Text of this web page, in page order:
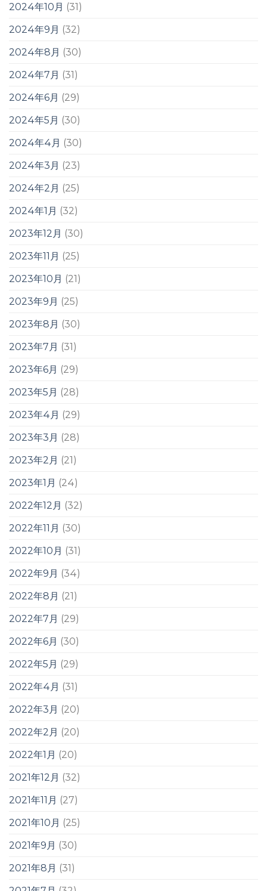
2024年10月 (31)
2024年9月 (32)
2024年8月 (30)
2024年7月 (31)
2024年6月 (29)
2024年5月 (30)
2024年4月 (30)
2024年3月 (23)
2024年2月 (25)
2024年1月 (32)
2023年12月 (30)
2023年11月 (25)
2023年10月 (21)
2023年9月 (25)
2023年8月 (30)
2023年7月 (31)
2023年6月 (29)
2023年5月 (28)
2023年4月 (29)
2023年3月 (28)
2023年2月 (21)
2023年1月 (24)
2022年12月 (32)
2022年11月 (30)
2022年10月 (31)
2022年9月 (34)
2022年8月 (21)
2022年7月 (29)
2022年6月 (30)
2022年5月 (29)
2022年4月 (31)
2022年3月 (20)
2022年2月 (20)
2022年1月 (20)
2021年12月 (32)
2021年11月 (27)
2021年10月 (25)
2021年9月 (30)
2021年8月 (31)